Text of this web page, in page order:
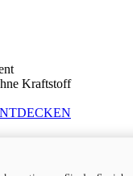
Kraftstoff